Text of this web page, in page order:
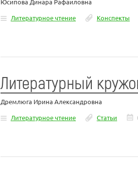
Юсипова Динара Рафаиловна
Литературное чтение
Конспекты
Литературный
Дремлюга Ирина Александровна
Литературное чтение
Статьи